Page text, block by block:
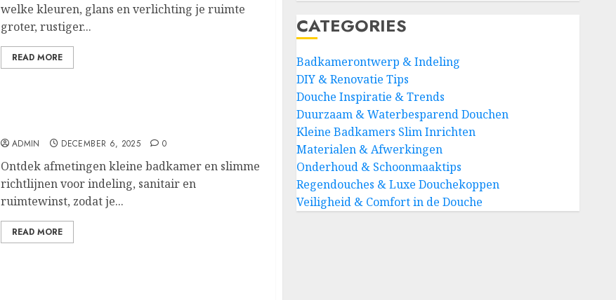
welke kleuren, glans en verlichting je ruimte
groter, rustiger...
READ MORE
ADMIN DECEMBER 6, 2025 0
Ontdek afmetingen kleine badkamer en slimme
richtlijnen voor indeling, sanitair en
ruimtewinst, zodat je...
READ MORE
CATEGORIES
Badkamerontwerp & Indeling
DIY & Renovatie Tips
Douche Inspiratie & Trends
Duurzaam & Waterbesparend Douchen
Kleine Badkamers Slim Inrichten
Materialen & Afwerkingen
Onderhoud & Schoonmaaktips
Regendouches & Luxe Douchekoppen
Veiligheid & Comfort in de Douche